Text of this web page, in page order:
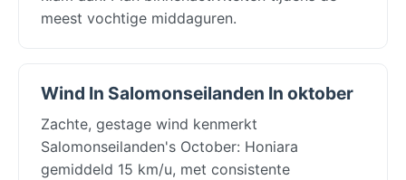
meest vochtige middaguren.
Wind In Salomonseilanden In oktober
Zachte, gestage wind kenmerkt
Salomonseilanden's October: Honiara
gemiddeld 15 km/u, met consistente